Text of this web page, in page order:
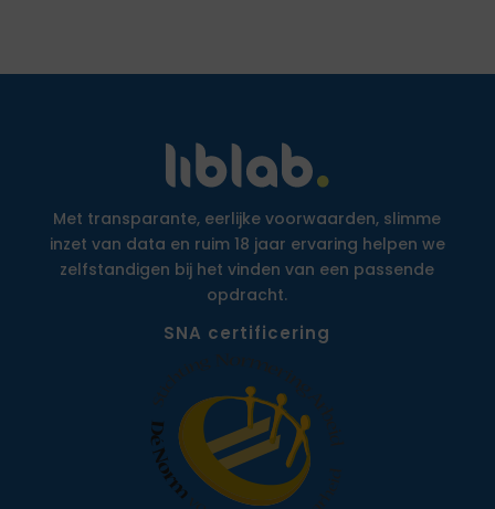
Met transparante, eerlijke voorwaarden, slimme
inzet van data en ruim 18 jaar ervaring helpen we
zelfstandigen bij het vinden van een passende
opdracht.
SNA certificering